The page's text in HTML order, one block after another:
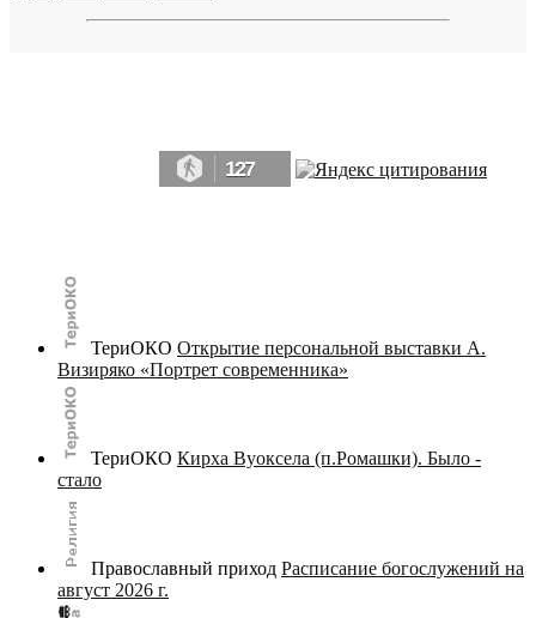
127
ТериОКО Открытие персональной выставки А.
Визиряко «Портрет современника»
ТериОКО Кирха Вуоксела (п.Ромашки). Было -
стало
Православный приход Расписание богослужений на
август 2026 г.